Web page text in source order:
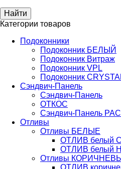
Категории товаров
Подоконники
Подоконник БЕЛЫЙ
Подоконник Витраж
Подоконник VPL
Подоконник
Сэндвич-Панель
Сэндвич-Панель
ОТКОС
Сэндвич-Панель
Отливы
Отливы БЕЛЫЕ
ОТЛИВ белый
ОТЛИВ белый
Отливы